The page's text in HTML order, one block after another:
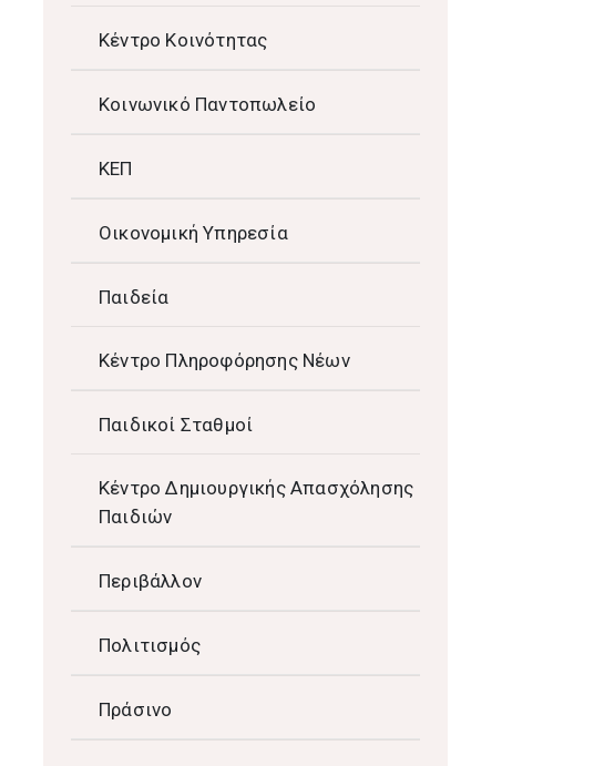
Κέντρο Κοινότητας
Κοινωνικό Παντοπωλείο
ΚΕΠ
Οικονομική Υπηρεσία
Παιδεία
Κέντρο Πληροφόρησης Νέων
Παιδικοί Σταθμοί
Κέντρο Δημιουργικής Απασχόλησης
Παιδιών
Περιβάλλον
Πολιτισμός
Πράσινο